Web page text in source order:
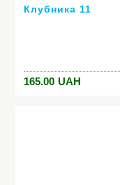
Клубника 11
165.00 UAH